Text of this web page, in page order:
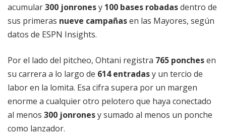
acumular300 jonronesy 100 bases robadasdentro de
sus primeras nueve campañasen las Mayores, según
datos de ESPN Insights.
Por el lado del pitcheo, Ohtani registra 765 ponchesen
su carrera a lo largo de 614 entradasy un tercio de
labor en la lomita. Esa cifra supera por un margen
enorme a cualquier otro pelotero que haya conectado
al menos 300 jonronesy sumado al menos un ponche
como lanzador.